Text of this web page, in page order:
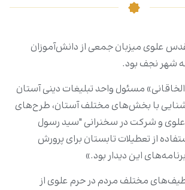
علوی میزبان جمعی از دانش‌آموزان
شهر نجف بود.
مسئول واحد تبلیغات دینی آستان
با بخش‌های مختلف آستان، طرح‌های
و شرکت در سخنرانی "سید رسول
از تعطیلات تابستان برای پرورش
این دیدار بود.»
طیف‌های مختلف مردم در حرم علوی از